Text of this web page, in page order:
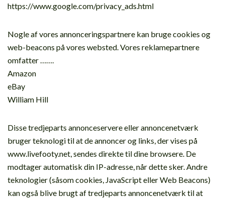
https://www.google.com/privacy_ads.html
Nogle af vores annonceringspartnere kan bruge cookies og
web-beacons på vores websted. Vores reklamepartnere
omfatter …….
Amazon
eBay
William Hill
Disse tredjeparts annonceservere eller annoncenetværk
bruger teknologi til at de annoncer og links, der vises på
www.livefooty.net, sendes direkte til dine browsere. De
modtager automatisk din IP-adresse, når dette sker. Andre
teknologier (såsom cookies, JavaScript eller Web Beacons)
kan også blive brugt af tredjeparts annoncenetværk til at